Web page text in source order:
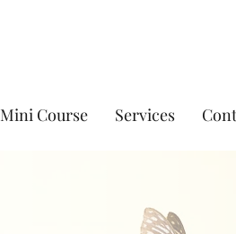
Mini Course Services